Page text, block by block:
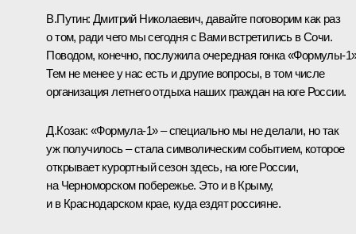
В.Путин: Дмитрий Николаевич, давайте поговорим как раз
о том, ради чего мы сегодня с Вами встретились в Сочи.
Поводом, конечно, послужила очередная гонка
Тем не менее у нас есть и другие вопросы, в том числе
организация летнего отдыха наших граждан на юге России.
Д.Козак: «Формула‑1» – специально мы не делали, но так
уж получилось – стала символическим событием, которое
открывает курортный сезон здесь, на юге России,
на Черноморском побережье. Это и в Крыму,
и в Краснодарском крае, куда ездят россияне.